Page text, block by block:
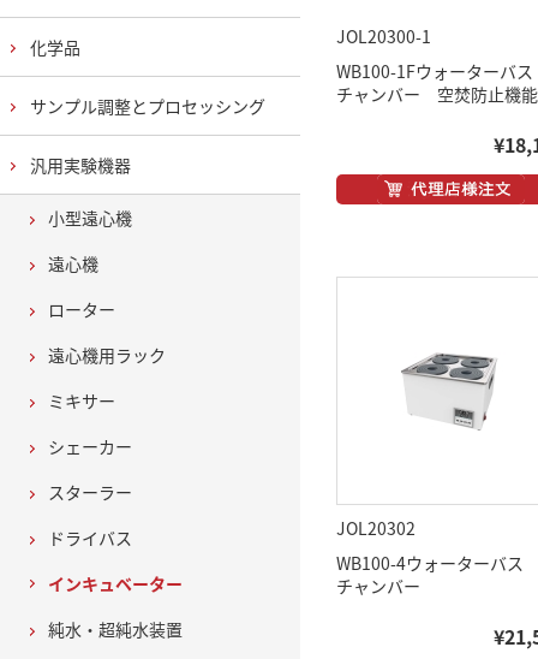
JOL20300-1
WB100-1Fウォーターバ
チャンバー 空焚防止機能
JOL20302
WB100-4ウォーターバ
チャンバー
化学品
サンプル調整とプロセッシング
汎用実験機器
小型遠心機
遠心機
ローター
遠心機用ラック
ミキサー
シェーカー
スターラー
ドライバス
インキュベーター
純水・超純水装置